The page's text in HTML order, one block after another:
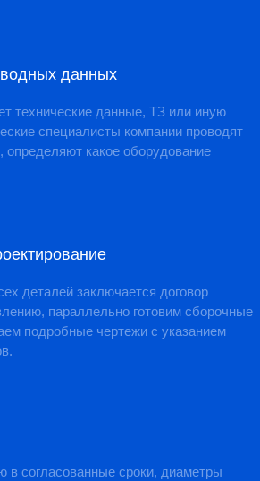
данных
технические данные, ТЗ или иную
специалисты компании проводят
какое оборудование
деталей заключается договор
параллельно готовим сборочные
подробные чертежи с указанием
в согласованные сроки, диаметры